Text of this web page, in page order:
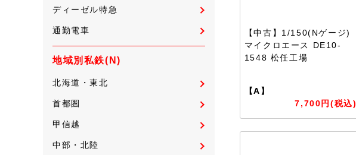
ディーゼル特急
通勤電車
地域別私鉄(N)
北海道・東北
首都圏
甲信越
中部・北陸
【中古】1/150(Nゲージ)
マイクロエース DE10-
1548 松任工場
【A】
7,700円(税込)